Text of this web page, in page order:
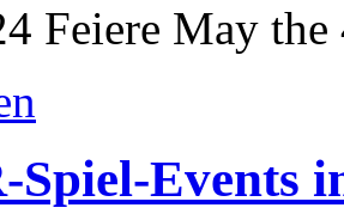
Feiere May
Spiel-Events